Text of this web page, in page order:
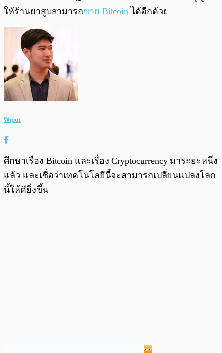
ให้ร้านยาสูบสามารถขาย Bitcoin ได้อีกด้วย
Wiput
ศึกษาเรื่อง Bitcoin และเรื่อง Cryptocurrency มาระยะหนึ่ง
แล้ว และเชื่อว่าเทคโนโลยีนี้จะสามารถเปลี่ยนแปลงโลก
นี้ให้ดียิ่งขึ้น